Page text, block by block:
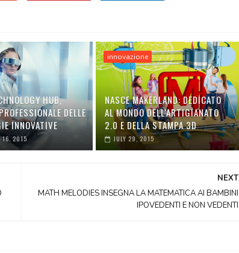
HUB,
DELLE
INNOVATIVE
16, 2015
innovazione
NASCE MAKERLAND: DEDICATO
AL MONDO DELL'ARTIGIANATO
2.0 E DELLA STAMPA 3D
JULY 29, 2015
NEXT
MATH MELODIES INSEGNA LA MATEMATICA AI BAMBINI
IPOVEDENTI E NON VEDENTI